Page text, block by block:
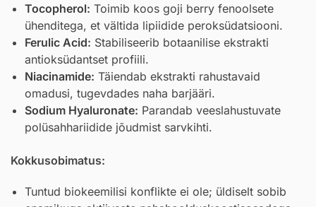
Tocopherol: Toimib koos goji berry fenoolsete
ühenditega, et vältida lipiidide peroksüdatsiooni.
Ferulic Acid: Stabiliseerib botaanilise ekstrakti
antioksüdantset profiili.
Niacinamide: Täiendab ekstrakti rahustavaid
omadusi, tugevdades naha barjääri.
Sodium Hyaluronate: Parandab veeslahustuvate
polüsahhariidide jõudmist sarvkihti.
Kokkusobimatus:
Tuntud biokeemilisi konflikte ei ole; üldiselt sobib